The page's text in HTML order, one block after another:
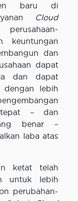
baru di
Cloud
keuntungan
dan
dapat
dan dapat
dengan lebih
– dan
benar –
laba atas
ketat telah
untuk lebih
perubahan-